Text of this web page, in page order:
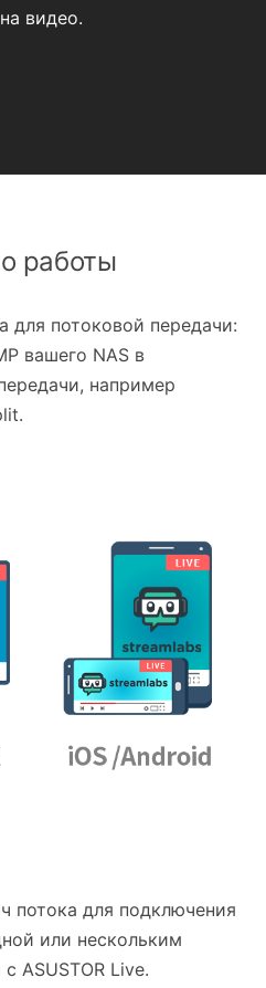
видео.
работы
для потоковой передачи:
вашего NAS в
например
потока для подключения
или нескольким
ASUSTOR Live.